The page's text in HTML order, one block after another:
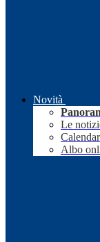
Novità
Le
Albo